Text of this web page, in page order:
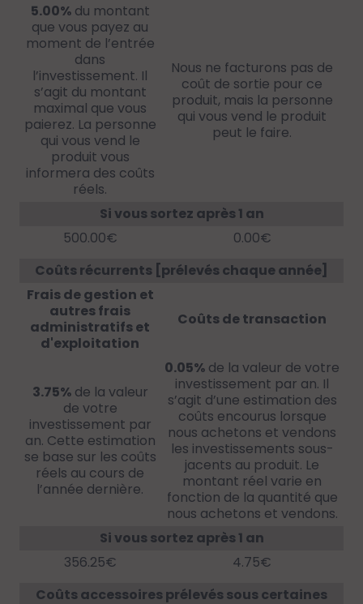
5.00%du montant
que vous payez au
moment de l’entrée
dans
l’investissement. Il
s’agit du montant
maximal que vous
paierez. La personne
qui vous vend le
produit vous
informera des coûts
réels.
Nous ne facturons pas de
coût de sortie pour ce
produit, mais la personne
qui vous vend le produit
peut le faire.
Si vous sortez après 1 an
500.00€
0.00€
Coûts récurrents [prélevés chaque année]
Frais de gestion et
autres frais
administratifs et
d'exploitation
Coûts de transaction
3.75%de la valeur
de votre
investissement par
an. Cette estimation
se base sur les coûts
réels au cours de
l’année dernière.
0.05% de la valeur de votre
investissement par an. Il
s’agit d’une estimation des
coûts encourus lorsque
nous achetons et vendons
les investissements sous-
jacents au produit. Le
montant réel varie en
fonction de la quantité que
nous achetons et vendons.
Si vous sortez après 1 an
356.25€
4.75€
Coûts accessoires prélevés sous certaines